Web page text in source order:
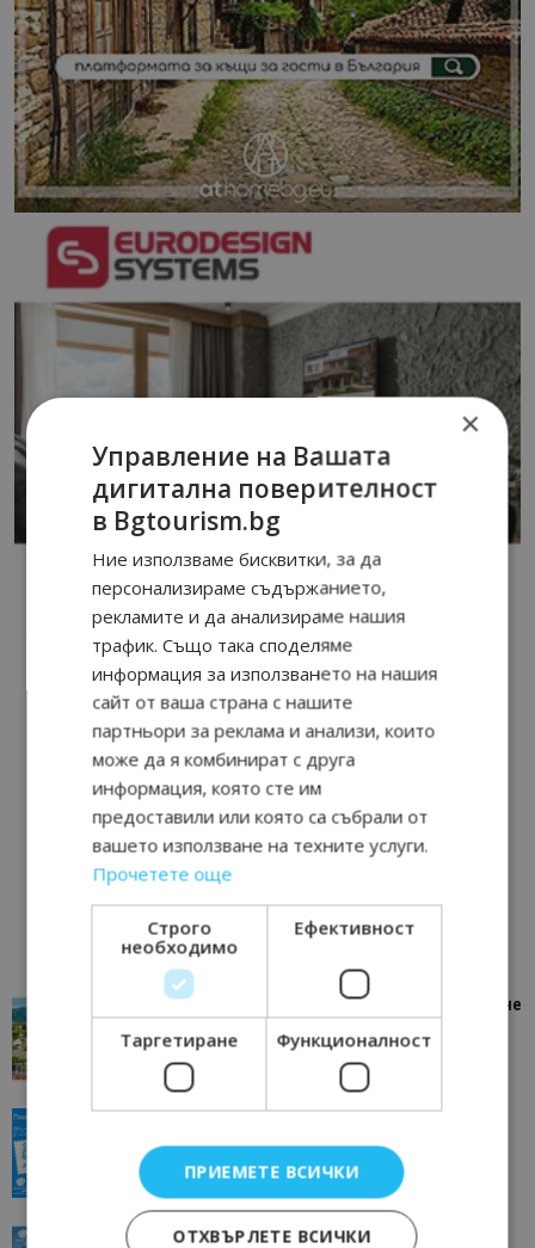
“Пощенска картичка от…”: Петрич – Изживяване
11/07/2026 11:22
всички времена
Пловдив 23/06/2026 10:00
“Пощенска картичка от…”: Перник – град на
×
Управление на Вашата
дигитална поверителност
в Bgtourism.bg
Ние използваме бисквитки, за да
персонализираме съдържанието,
рекламите и да анализираме нашия
трафик. Също така споделяме
информация за използването на нашия
сайт от ваша страна с нашите
партньори за реклама и анализи, които
може да я комбинират с друга
информация, която сте им
предоставили или която са събрали от
вашето използване на техните услуги.
Прочетете още
Строго
необходимо
Ефективност
Таргетиране Функционалност
ПРИЕМЕТЕ ВСИЧКИ
ОТХВЪРЛЕТЕ ВСИЧКИ